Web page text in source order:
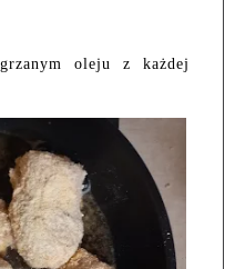
oleju z każdej